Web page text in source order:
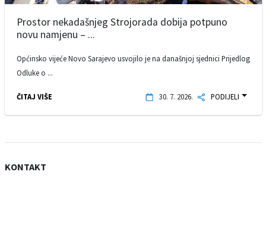
Prostor nekadašnjeg Strojorada dobija potpuno
novu namjenu – ...
Općinsko vijeće Novo Sarajevo usvojilo je na današnjoj sjednici Prijedlog
Odluke o ...
ČITAJ VIŠE 30. 7. 2026. PODIJELI
KONTAKT